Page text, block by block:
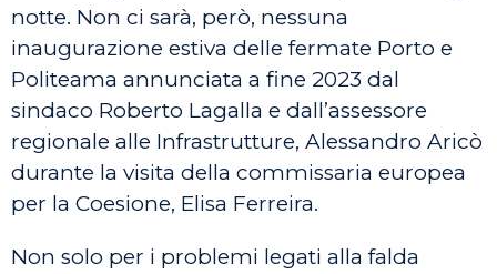
notte. Non ci sarà, però, nessuna
inaugurazione estiva delle fermate Porto e
Politeama annunciata a fine 2023 dal
sindaco Roberto Lagalla e dall’assessore
regionale alle Infrastrutture, Alessandro Aricò
durante la visita della commissaria europea
per la Coesione, Elisa Ferreira.
Non solo per i problemi legati alla falda